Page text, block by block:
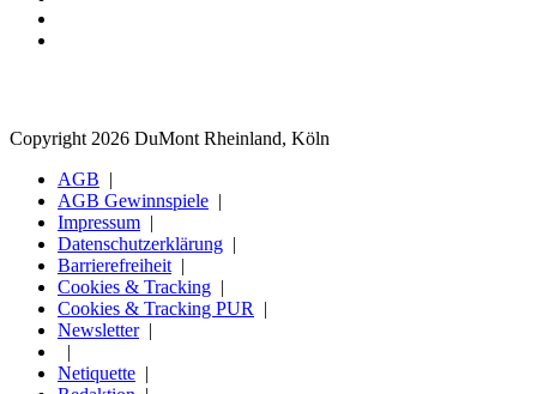
Copyright 2026 DuMont Rheinland, Köln
AGB
AGB Gewinnspiele
Impressum
Datenschutzerklärung
Barrierefreiheit
Cookies & Tracking
Cookies & Tracking PUR
Newsletter
Netiquette